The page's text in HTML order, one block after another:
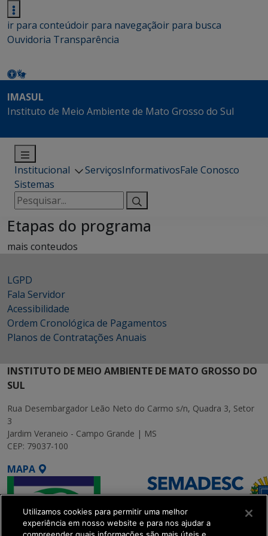
ir para conteúdoir para navegaçãoir para busca
Ouvidoria Transparência
IMASUL
Instituto de Meio Ambiente de Mato Grosso do Sul
Institucional ServiçosInformativosFale Conosco
Sistemas
Pesquisar
por:
Etapas do programa
mais conteudos
LGPD
Fala Servidor
Acessibilidade
Ordem Cronológica de Pagamentos
Planos de Contratações Anuais
INSTITUTO DE MEIO AMBIENTE DE MATO GROSSO DO
SUL
Rua Desembargador Leão Neto do Carmo s/n, Quadra 3, Setor
3
Jardim Veraneio - Campo Grande | MS
CEP: 79037-100
MAPA
Utilizamos cookies para permitir uma melhor
experiência em nosso website e para nos ajudar a